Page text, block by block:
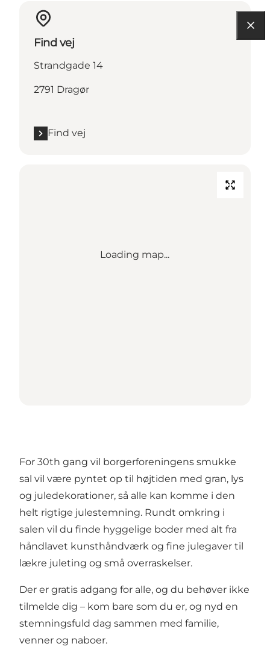
Find vej
Strandgade 14
2791 Dragør
Find vej
Loading map...
For 30th gang vil borgerforeningens smukke
sal vil være pyntet op til højtiden med gran, lys
og juledekorationer, så alle kan komme i den
helt rigtige julestemning. Rundt omkring i
salen vil du finde hyggelige boder med alt fra
håndlavet kunsthåndværk og fine julegaver til
lækre juleting og små overraskelser.
Der er gratis adgang for alle, og du behøver ikke
tilmelde dig – kom bare som du er, og nyd en
stemningsfuld dag sammen med familie,
venner og naboer.